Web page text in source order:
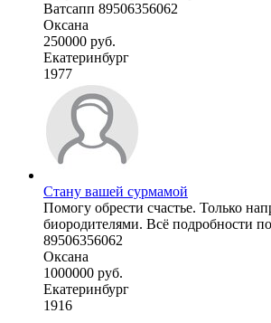
Ватсапп 89506356062
Оксана
250000 руб.
Екатеринбург
1977
Стану вашей сурмамой
Помогу обрести счастье. Только
биородителями. Всё подробности
89506356062
Оксана
1000000 руб.
Екатеринбург
1916